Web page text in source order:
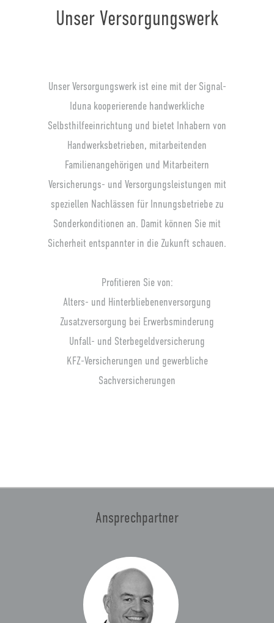
Unser Versorgungswerk
Unser Versorgungswerk ist eine mit der Signal-
Iduna kooperierende handwerkliche
Selbsthilfeeinrichtung und bietet Inhabern von
Handwerksbetrieben, mitarbeitenden
Familienangehörigen und Mitarbeitern
Versicherungs- und Versorgungsleistungen mit
speziellen Nachlässen für Innungsbetriebe zu
Sonderkonditionen an. Damit können Sie mit
Sicherheit entspannter in die Zukunft schauen.
Profitieren Sie von:
Alters- und Hinterbliebenenversorgung
Zusatzversorgung bei Erwerbsminderung
Unfall- und Sterbegeldversicherung
KFZ-Versicherungen und gewerbliche
Sachversicherungen
Ansprechpartner